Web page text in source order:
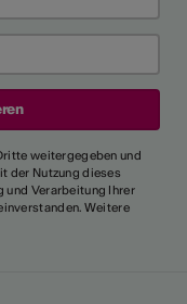
weitergegeben und
der Nutzung dieses
und Verarbeitung Ihrer
Weitere